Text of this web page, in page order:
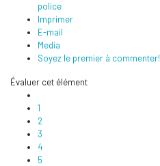
police
Imprimer
E-mail
Media
Soyez le premier à commenter!
Évaluer cet élément
1
2
3
4
5